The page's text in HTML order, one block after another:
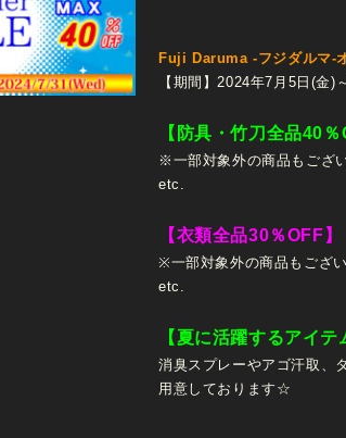
Fuji Daruma -フジダルマ-
【期間】2024年7月5日(金)
【防具・竹刀全品40％
※一部対象外の商品もござ
etc.
【衣類全品30％OFF】
※一部対象外の商品もござ
etc.
【夏に活躍するアイ
消臭スプレーやアゴ汗取、
用意しております☆